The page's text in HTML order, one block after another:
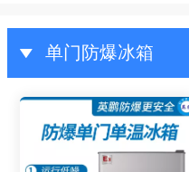
单门防爆冰箱